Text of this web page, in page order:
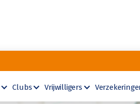
Clubs Vrijwilligers